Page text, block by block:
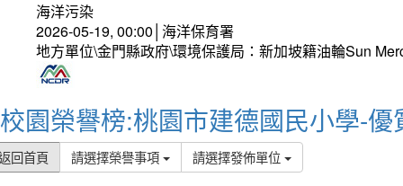
海洋污染
2026-05-19, 00:00│海洋保育署
地方單位\金門縣政府\環境保護局：新加坡籍油輪Sun
校園榮譽榜:桃園市建德國民小學-優
回首頁 請選擇榮譽事項 請選擇發佈單位